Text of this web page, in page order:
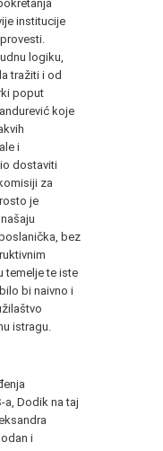
institucije
logiku,
tražiti i od
poput
koje
i
dostaviti
za
je
bez
temelje te iste
bi naivno i
istragu.
a, Dodik na taj
i